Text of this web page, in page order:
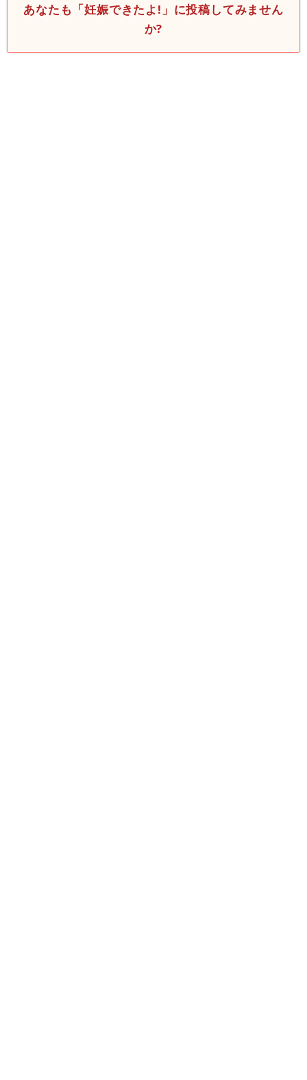
あなたも「妊娠できたよ!」に投稿してみません
か?